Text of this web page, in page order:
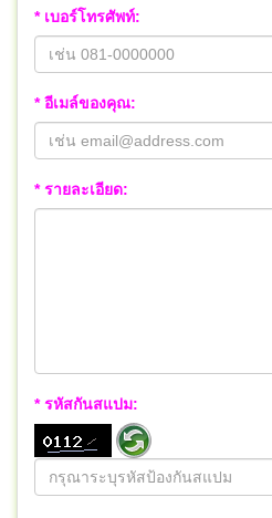
* เบอร์โทรศัพท์:
* อีเมล์ของคุณ:
* รายละเอียด:
* รหัสกันสแปม: